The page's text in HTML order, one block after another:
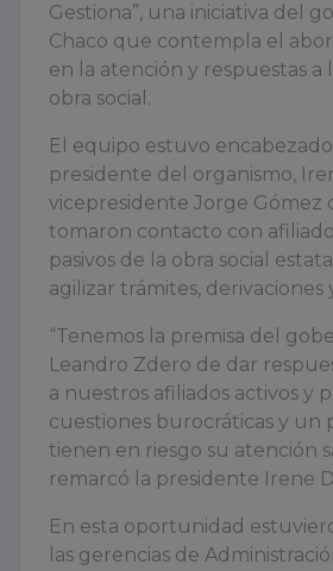
Gestiona”, una iniciativa del
Chaco que contempla el
en la atención y respuestas a
obra social.
El equipo estuvo
presidente del organismo,
vicepresidente Jorge Gómez
tomaron contacto con
pasivos de la obra social
agilizar trámites, derivaciones
“Tenemos la premisa del
Leandro Zdero de dar
a nuestros afiliados activos y
cuestiones burocráticas y un
tienen en riesgo su atención
remarcó la presidente Irene
En esta oportunidad
las gerencias de